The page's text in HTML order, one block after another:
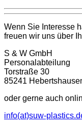
Wenn Sie Interesse
freuen wir uns über
S & W GmbH
Personalabteilung
Torstraße 30
85241
oder gerne auch
info(at)suw-